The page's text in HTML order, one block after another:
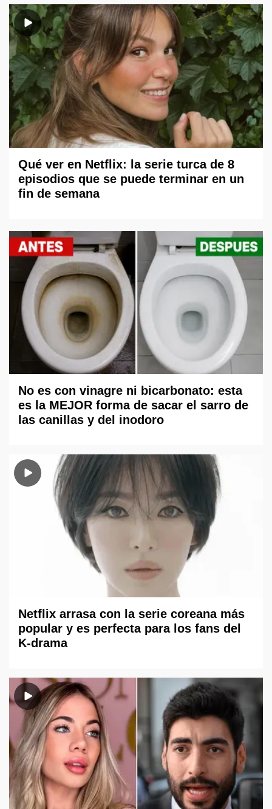
Qué ver en Netflix: la serie turca de 8
episodios que se puede terminar en un
fin de semana
No es con vinagre ni bicarbonato: esta
es la MEJOR forma de sacar el sarro de
las canillas y del inodoro
Netflix arrasa con la serie coreana más
popular y es perfecta para los fans del
K-drama